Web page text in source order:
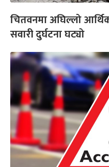
चितवनमा अघिल्लो
सवारी दुर्घटना घट्यो